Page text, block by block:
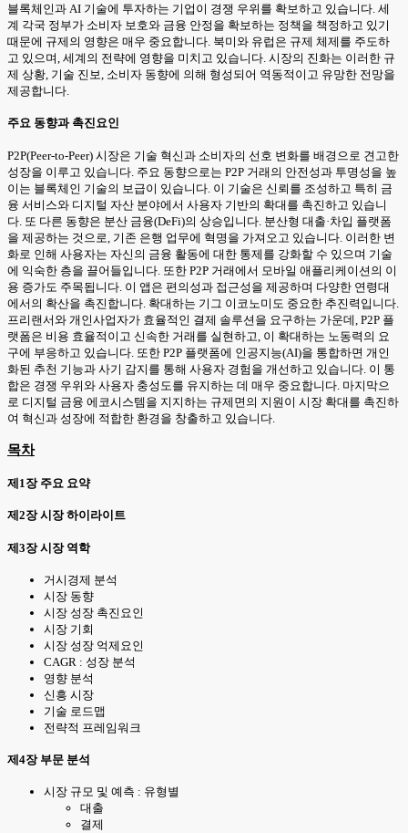
블록체인과 AI 기술에 투자하는 기업이 경쟁 우위를 확보하고 있습니다. 세
계 각국 정부가 소비자 보호와 금융 안정을 확보하는 정책을 책정하고 있기
때문에 규제의 영향은 매우 중요합니다. 북미와 유럽은 규제 체제를 주도하
고 있으며, 세계의 전략에 영향을 미치고 있습니다. 시장의 진화는 이러한 규
제 상황, 기술 진보, 소비자 동향에 의해 형성되어 역동적이고 유망한 전망을
제공합니다.
주요 동향과 촉진요인
P2P(Peer-to-Peer) 시장은 기술 혁신과 소비자의 선호 변화를 배경으로 견고한
성장을 이루고 있습니다. 주요 동향으로는 P2P 거래의 안전성과 투명성을 높
이는 블록체인 기술의 보급이 있습니다. 이 기술은 신뢰를 조성하고 특히 금
융 서비스와 디지털 자산 분야에서 사용자 기반의 확대를 촉진하고 있습니
다. 또 다른 동향은 분산 금융(DeFi)의 상승입니다. 분산형 대출·차입 플랫폼
을 제공하는 것으로, 기존 은행 업무에 혁명을 가져오고 있습니다. 이러한 변
화로 인해 사용자는 자신의 금융 활동에 대한 통제를 강화할 수 있으며 기술
에 익숙한 층을 끌어들입니다. 또한 P2P 거래에서 모바일 애플리케이션의 이
용 증가도 주목됩니다. 이 앱은 편의성과 접근성을 제공하며 다양한 연령대
에서의 확산을 촉진합니다. 확대하는 기그 이코노미도 중요한 추진력입니다.
프리랜서와 개인사업자가 효율적인 결제 솔루션을 요구하는 가운데, P2P 플
랫폼은 비용 효율적이고 신속한 거래를 실현하고, 이 확대하는 노동력의 요
구에 부응하고 있습니다. 또한 P2P 플랫폼에 인공지능(AI)을 통합하면 개인
화된 추천 기능과 사기 감지를 통해 사용자 경험을 개선하고 있습니다. 이 통
합은 경쟁 우위와 사용자 충성도를 유지하는 데 매우 중요합니다. 마지막으
로 디지털 금융 에코시스템을 지지하는 규제면의 지원이 시장 확대를 촉진하
여 혁신과 성장에 적합한 환경을 창출하고 있습니다.
목차
제1장 주요 요약
제2장 시장 하이라이트
제3장 시장 역학
거시경제 분석
시장 동향
시장 성장 촉진요인
시장 기회
시장 성장 억제요인
CAGR : 성장 분석
영향 분석
신흥 시장
기술 로드맵
전략적 프레임워크
제4장 부문 분석
시장 규모 및 예측 : 유형별
대출
결제